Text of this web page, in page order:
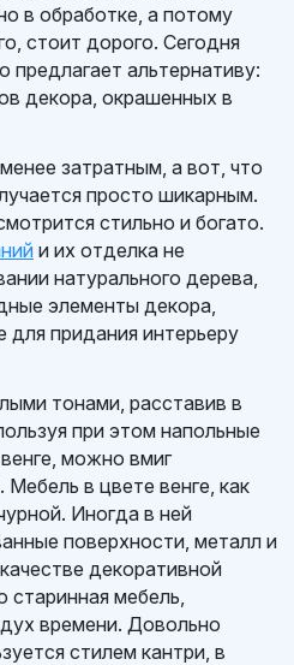
в обработке, а потому
стоит дорого. Сегодня
предлагает альтернативу:
декора, окрашенных в
затратным, а вот, что
просто шикарным.
стильно и богато.
и их отделка не
натурального дерева,
элементы декора,
для придания интерьеру
тонами, расставив в
при этом напольные
можно вмиг
в цвете венге, как
Иногда в ней
поверхности, металл и
декоративной
мебель,
времени. Довольно
стилем кантри, в